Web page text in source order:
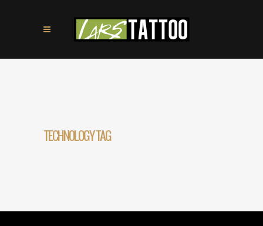
TECHNOLOGY TAG